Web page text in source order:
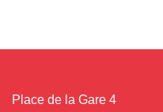
Place de la Gare 4